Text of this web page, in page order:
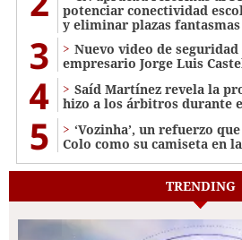
potenciar conectividad
y eliminar plazas fantasmas
3
Nuevo video de
empresario Jorge Luis
4
Saíd Martínez revela la
hizo a los árbitros durante
5
‘Vozinha’, un refuerzo
Colo como su camiseta en
TRENDING